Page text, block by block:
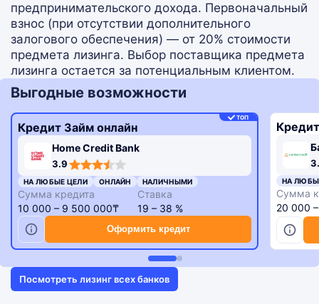
предпринимательского дохода. Первоначальный
взнос (при отсутствии дополнительного
залогового обеспечения) — от 20% стоимости
предмета лизинга. Выбор поставщика предмета
лизинга остается за потенциальным клиентом.
Выгодные возможности
ТОП
Кредит Займ онлайн
Home Credit Bank
3.9
rating
НА ЛЮБЫЕ ЦЕЛИ ОНЛАЙН НАЛИЧНЫМИ
Сумма кредита
10 000 – 9 500 000₸
Ставка
19 – 38 %
Оформить кредит
НА
Сумма
20 000
Посмотреть лизинг всех банков